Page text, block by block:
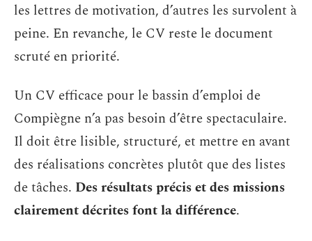
les lettres de motivation, d’autres les survolent à
peine. En revanche, le CV reste le document
scruté en priorité.
Un CV efficace pour le bassin d’emploi de
Compiègne n’a pas besoin d’être spectaculaire.
Il doit être lisible, structuré, et mettre en avant
des réalisations concrètes plutôt que des listes
de tâches. Des résultats précis et des missions
clairement décrites font la différence.